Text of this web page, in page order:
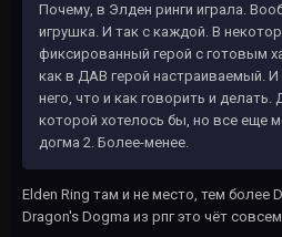
Почему, в Элден ринги играла.
игрушка. И так с каждой. В
фиксированный герой с готовым
как в ДАВ герой настраиваемый.
него, что и как говорить и
которой хотелось бы, но все еще
догма 2. Более-менее.
Elden Ring там и не место, тем более
Dragon's Dogma из рпг это чёт